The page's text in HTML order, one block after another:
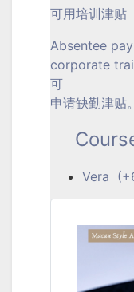
可用培训津贴
Absentee
corporate
可
申请缺勤津贴。
Vera